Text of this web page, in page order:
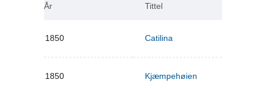
År Tittel
1850 Catilina
1850 Kjæmpehøien